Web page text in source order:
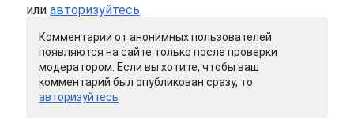
или авторизуйтесь
Комментарии от анонимных пользователей
появляются на сайте только после проверки
модератором. Если вы хотите, чтобы ваш
комментарий был опубликован сразу, то
авторизуйтесь